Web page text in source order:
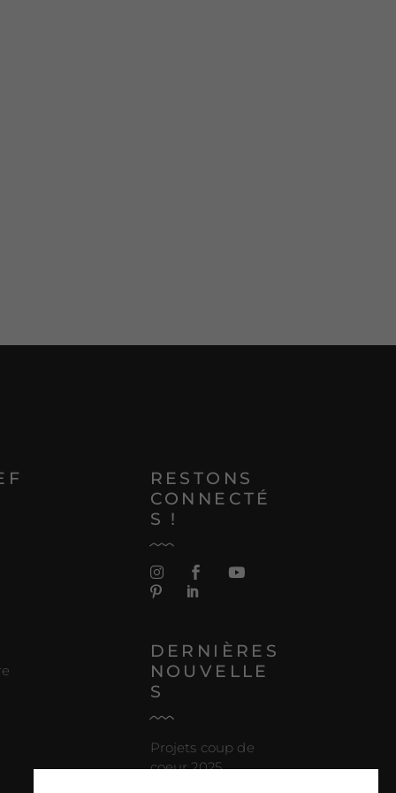
RESTONS
CONNECTÉ
S !
DERNIÈRES
NOUVELLE
S
Projets coup de
coeur 2025